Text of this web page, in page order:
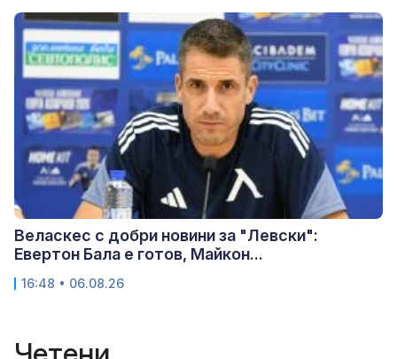
Веласкес с добри новини за "Левски":
Евертон Бала е готов, Майкон...
16:48 • 06.08.26